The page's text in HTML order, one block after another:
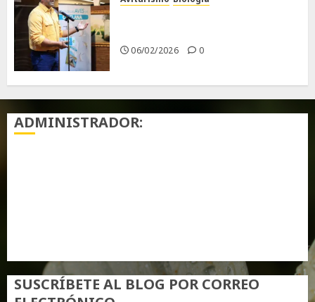
06/02/2026 0
ADMINISTRADOR:
SUSCRÍBETE AL BLOG POR CORREO